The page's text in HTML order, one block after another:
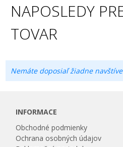
NAPOSLEDY
TOVAR
Nemáte doposiaľ žiadne
INFORMACE
Obchodné podmienky
Ochrana osobných údajov